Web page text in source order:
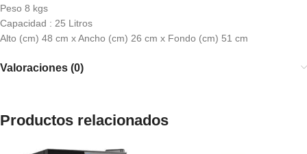
Peso 8 kgs
Capacidad : 25 Litros
Alto (cm) 48 cm x Ancho (cm) 26 cm x Fondo (cm) 51 cm
Valoraciones (0)
Productos relacionados